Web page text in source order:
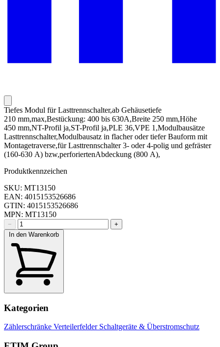
Tiefes Modul für Lasttrennschalter,ab Gehäusetiefe
210 mm,max,Bestückung: 400 bis 630A,Breite 250 mm,Höhe
450 mm,NT-Profil ja,ST-Profil ja,PLE 36,VPE 1,Modulbausätze
Lasttrennschalter,Modulbausatz in flacher oder tiefer Bauform mit
Montagetraverse,für Lasttrennschalter 3- oder 4-polig und gefräster
(160-630 A) bzw,perforiertenAbdeckung (800 A),
Produktkennzeichen
SKU: MT13150
EAN: 4015153526686
GTIN: 4015153526686
MPN: MT13150
−
+
In den Warenkorb
Kategorien
Zählerschränke Verteilerfelder Schaltgeräte & Überstromschutz